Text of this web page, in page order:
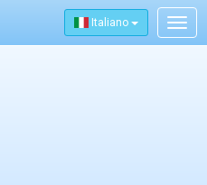
Italiano